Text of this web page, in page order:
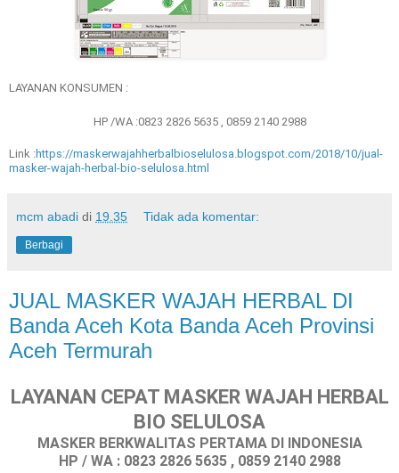
LAYANAN KONSUMEN :
HP /WA :0823 2826 5635 , 0859 2140 2988
Link : https://maskerwajahherbalbioselulosa.blogspot.com/2018/10/jual-
masker-wajah-herbal-bio-selulosa.html
mcm abadi di 19.35 Tidak ada komentar:
Berbagi
JUAL MASKER WAJAH HERBAL DI
Banda Aceh Kota Banda Aceh Provinsi
Aceh Termurah
LAYANAN CEPAT MASKER WAJAH HERBAL
BIO SELULOSA
MASKER BERKWALITAS PERTAMA DI INDONESIA
HP / WA : 0823 2826 5635 , 0859 2140 2988